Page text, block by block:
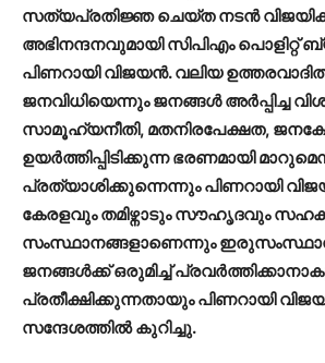
സത്യപ്രതിജ്ഞ ചെയ്ത നടൻ
അഭിനന്ദനവുമായി സിപിഎം
പിണറായി വിജയൻ. വലിയ
ജനവിധിയെന്നും ജനങ്ങൾ അർപ്പിച്ച
സാമൂഹ്യനീതി, മതനിരപേക്ഷത,
ഉയർത്തിപ്പിടിക്കുന്ന ഭരണമായി
പ്രത്യാശിക്കുന്നെന്നും പിണറായി
കേരളവും തമിഴ്നാടും സൗഹൃദവും
സംസ്ഥാനങ്ങളാണെന്നും
ജനങ്ങൾക്ക് ഒരുമിച്ച്
പ്രതീക്ഷിക്കുന്നതായും പിണറായി
സന്ദേശത്തിൽ കുറിച്ചു.